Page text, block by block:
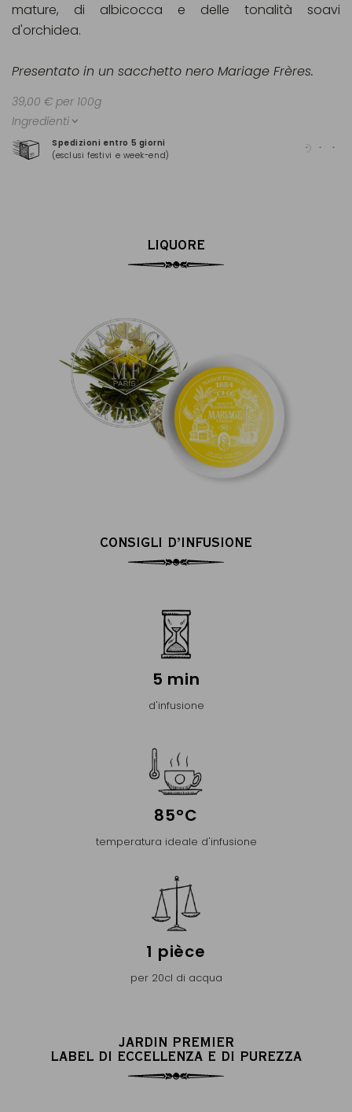
Spedizioni entro 5 giorni
(esclusi festivi e week-end)
mature, di albicocca e delle tonalità soavi
d'orchidea.
Presentato in un sacchetto nero Mariage Frères.
39,00 € per 100g
Ingredienti
LIQUORE
CONSIGLI D’INFUSIONE
5 min
d'infusione
85°C
temperatura ideale d'infusione
1 pièce
per 20cl di acqua
JARDIN PREMIER
LABEL DI ECCELLENZA E DI PUREZZA